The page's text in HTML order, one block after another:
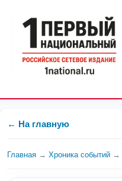
← На главную
Главная → Хроника событий →